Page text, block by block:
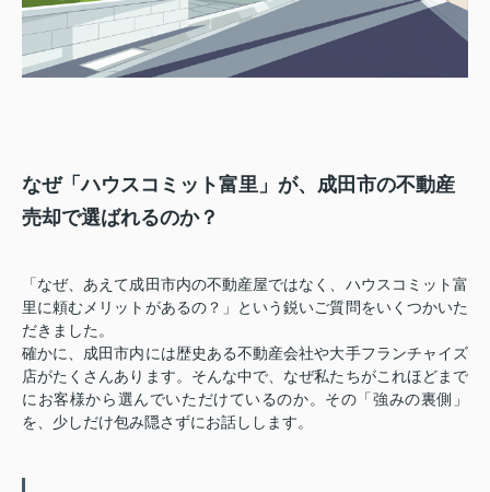
なぜ「ハウスコミット富里」が、成田市の不動産
売却で選ばれるのか？
「なぜ、あえて成田市内の不動産屋ではなく、ハウスコミット富
里に頼むメリットがあるの？」という鋭いご質問をいくつかいた
だきました。
確かに、成田市内には歴史ある不動産会社や大手フランチャイズ
店がたくさんあります。そんな中で、なぜ私たちがこれほどまで
にお客様から選んでいただけているのか。その「強みの裏側」
を、少しだけ包み隠さずにお話しします。